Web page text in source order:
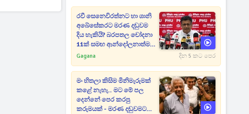
රවී සෙනෙවිරත්නට හා ශානි
අබේසේකරට මරණ දඬුවම
දිය හැකියි? බරපතල චෝදනා
11ක් සමඟ ආන්දෝලනාත්මක
ප්‍රකාශයක් [VIDEO]
Gagana දින 5 කට පෙර
මං හිතලා කිසිම මිනිමැරුමක්
කළේ නැහැ.. මට මේ පල
දෙන්නේ පෙර කරපු
කරුමයක් - මරණ දඬුවමට